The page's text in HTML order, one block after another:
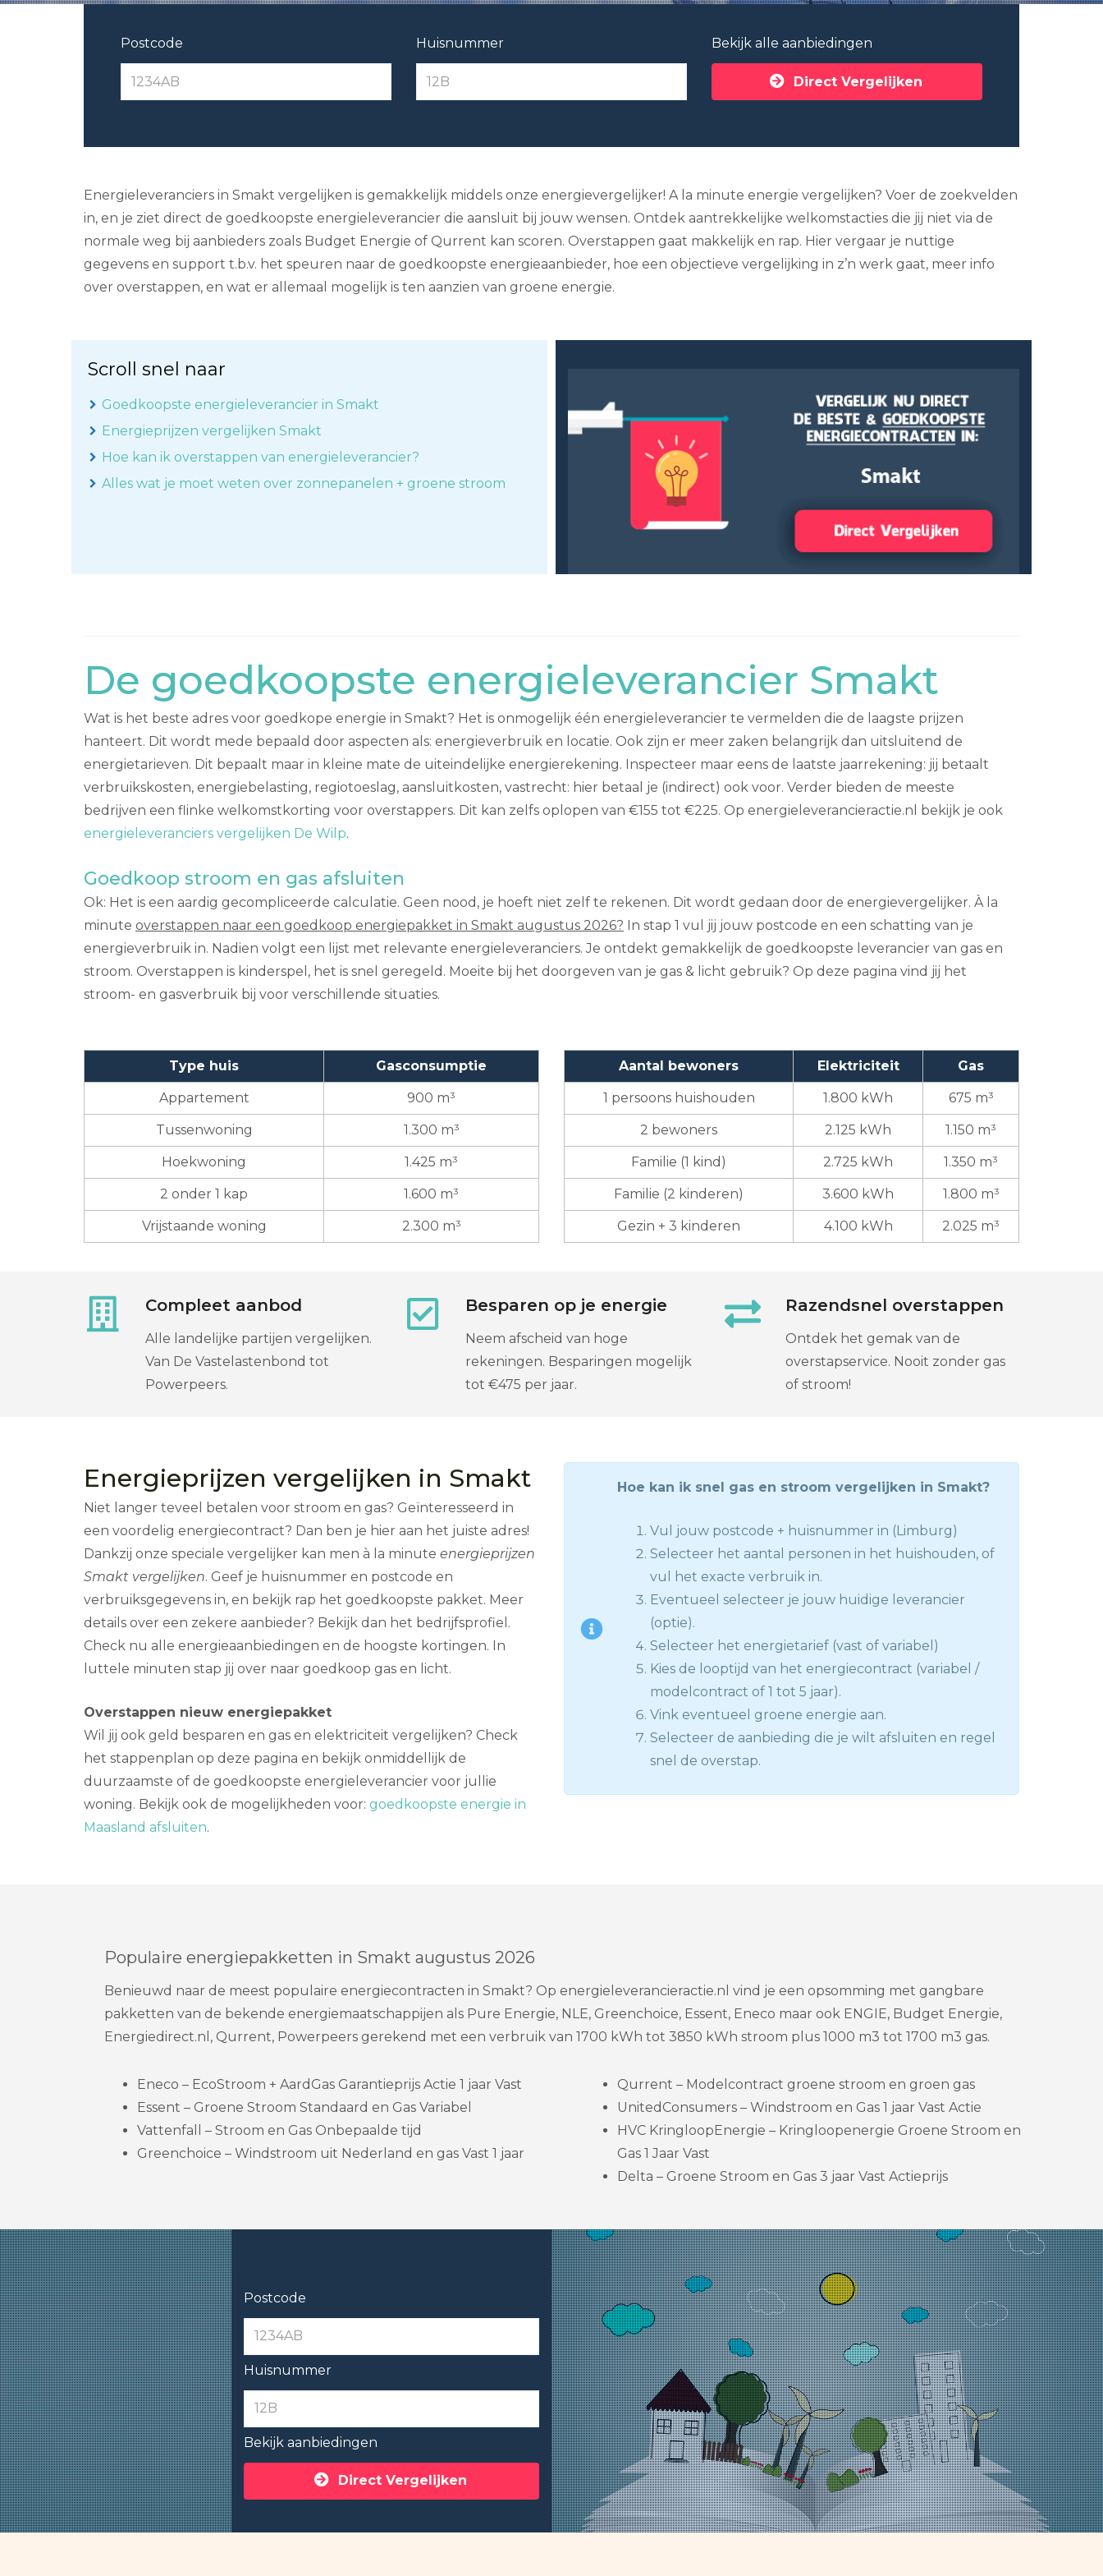
Postcode Huisnummer Bekijk alle aanbiedingen
Direct Vergelijken
Energieleveranciers in Smakt vergelijken is gemakkelijk middels onze energievergelijker! A la minute energie vergelijken? Voer de zoekvelden
in, en je ziet direct de goedkoopste energieleverancier die aansluit bij jouw wensen. Ontdek aantrekkelijke welkomstacties die jij niet via de
normale weg bij aanbieders zoals Budget Energie of Qurrent kan scoren. Overstappen gaat makkelijk en rap. Hier vergaar je nuttige
gegevens en support t.b.v. het speuren naar de goedkoopste energieaanbieder, hoe een objectieve vergelijking in z’n werk gaat, meer info
over overstappen, en wat er allemaal mogelijk is ten aanzien van groene energie.
Scroll snel naar
Goedkoopste energieleverancier in Smakt
Energieprijzen vergelijken Smakt
Hoe kan ik overstappen van energieleverancier?
Alles wat je moet weten over zonnepanelen + groene stroom
De goedkoopste energieleverancier Smakt
Wat is het beste adres voor goedkope energie in Smakt? Het is onmogelijk één energieleverancier te vermelden die de laagste prijzen
hanteert. Dit wordt mede bepaald door aspecten als: energieverbruik en locatie. Ook zijn er meer zaken belangrijk dan uitsluitend de
energietarieven. Dit bepaalt maar in kleine mate de uiteindelijke energierekening. Inspecteer maar eens de laatste jaarrekening: jij betaalt
verbruikskosten, energiebelasting, regiotoeslag, aansluitkosten, vastrecht: hier betaal je (indirect) ook voor. Verder bieden de meeste
bedrijven een flinke welkomstkorting voor overstappers. Dit kan zelfs oplopen van €155 tot €225. Op energieleverancieractie.nl bekijk je ook
energieleveranciers vergelijken De Wilp.
Goedkoop stroom en gas afsluiten
Ok: Het is een aardig gecompliceerde calculatie. Geen nood, je hoeft niet zelf te rekenen. Dit wordt gedaan door de energievergelijker. À la
minute overstappen naar een goedkoop energiepakket in Smakt augustus 2026? In stap 1 vul jij jouw postcode en een schatting van je
energieverbruik in. Nadien volgt een lijst met relevante energieleveranciers. Je ontdekt gemakkelijk de goedkoopste leverancier van gas en
stroom. Overstappen is kinderspel, het is snel geregeld. Moeite bij het doorgeven van je gas & licht gebruik? Op deze pagina vind jij het
stroom- en gasverbruik bij voor verschillende situaties.
Type huis Gasconsumptie
Appartement 900 m³
Tussenwoning 1.300 m³
Hoekwoning 1.425 m³
2 onder 1 kap 1.600 m³
Vrijstaande woning 2.300 m³
Aantal bewoners Elektriciteit Gas
1 persoons huishouden 1.800 kWh 675 m³
2 bewoners 2.125 kWh 1.150 m³
Familie (1 kind) 2.725 kWh 1.350 m³
Familie (2 kinderen) 3.600 kWh 1.800 m³
Gezin + 3 kinderen 4.100 kWh 2.025 m³
Compleet aanbod
Alle landelijke partijen vergelijken.
Van De Vastelastenbond tot
Powerpeers.
Besparen op je energie
Neem afscheid van hoge
rekeningen. Besparingen mogelijk
tot €475 per jaar.
Razendsnel overstappen
Ontdek het gemak van de
overstapservice. Nooit zonder gas
of stroom!
Energieprijzen vergelijken in Smakt
Niet langer teveel betalen voor stroom en gas? Geïnteresseerd in
een voordelig energiecontract? Dan ben je hier aan het juiste adres!
Dankzij onze speciale vergelijker kan men à la minute energieprijzen
Smakt vergelijken. Geef je huisnummer en postcode en
verbruiksgegevens in, en bekijk rap het goedkoopste pakket. Meer
details over een zekere aanbieder? Bekijk dan het bedrijfsprofiel.
Check nu alle energieaanbiedingen en de hoogste kortingen. In
luttele minuten stap jij over naar goedkoop gas en licht.
Overstappen nieuw energiepakket
Wil jij ook geld besparen en gas en elektriciteit vergelijken? Check
het stappenplan op deze pagina en bekijk onmiddellijk de
duurzaamste of de goedkoopste energieleverancier voor jullie
woning. Bekijk ook de mogelijkheden voor: goedkoopste energie in
Maasland afsluiten.
Hoe kan ik snel gas en stroom vergelijken in Smakt?
Vul jouw postcode + huisnummer in (Limburg)
Selecteer het aantal personen in het huishouden, of
vul het exacte verbruik in.
Eventueel selecteer je jouw huidige leverancier
(optie).
Selecteer het energietarief (vast of variabel)
Kies de looptijd van het energiecontract (variabel /
modelcontract of 1 tot 5 jaar).
Vink eventueel groene energie aan.
Selecteer de aanbieding die je wilt afsluiten en regel
snel de overstap.
Populaire energiepakketten in Smakt augustus 2026
Benieuwd naar de meest populaire energiecontracten in Smakt? Op energieleverancieractie.nl vind je een opsomming met gangbare
pakketten van de bekende energiemaatschappijen als Pure Energie, NLE, Greenchoice, Essent, Eneco maar ook ENGIE, Budget Energie,
Energiedirect.nl, Qurrent, Powerpeers gerekend met een verbruik van 1700 kWh tot 3850 kWh stroom plus 1000 m3 tot 1700 m3 gas.
Eneco – EcoStroom + AardGas Garantieprijs Actie 1 jaar Vast
Essent – Groene Stroom Standaard en Gas Variabel
Vattenfall – Stroom en Gas Onbepaalde tijd
Greenchoice – Windstroom uit Nederland en gas Vast 1 jaar
Qurrent – Modelcontract groene stroom en groen gas
UnitedConsumers – Windstroom en Gas 1 jaar Vast Actie
HVC KringloopEnergie – Kringloopenergie Groene Stroom en
Gas 1 Jaar Vast
Delta – Groene Stroom en Gas 3 jaar Vast Actieprijs
Postcode
Huisnummer
Bekijk aanbiedingen
Direct Vergelijken